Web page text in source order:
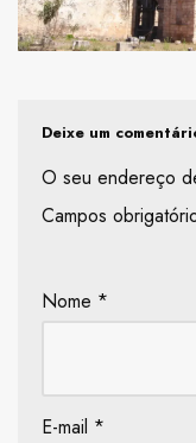
Deixe um
O seu endereço
Campos
Nome *
E-mail *